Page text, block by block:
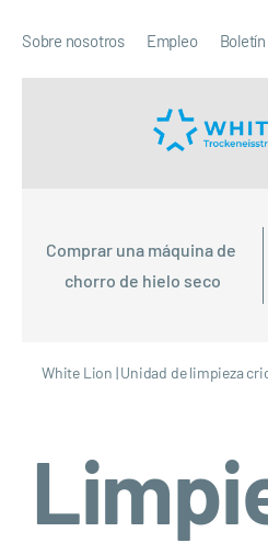
Sobre nosotros Empleo Boletín
Comprar una máquina de
chorro de hielo seco
White Lion |Unidad de limpieza